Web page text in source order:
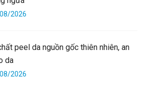
2026
peel da nguồn gốc thiên nhiên, an
da
2026